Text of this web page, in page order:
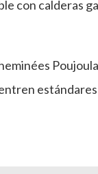
con calderas
estándares